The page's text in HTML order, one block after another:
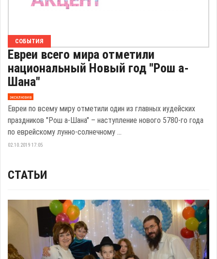
СОБЫТИЯ
Евреи всего мира отметили
национальный Новый год "Рош а-
Шана"
эксклюзив
Евреи по всему миру отметили один из главных иудейских
праздников "Рош а-Шана" – наступление нового 5780-го года
по еврейскому лунно-солнечному ...
02.10.2019 17:05
СТАТЬИ